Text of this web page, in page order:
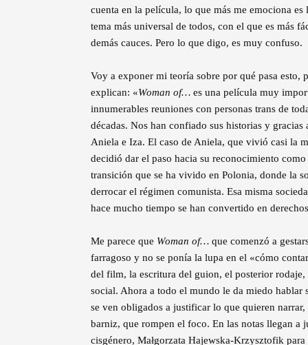
cuenta en la película, lo que más me emociona
tema más universal de todos, con el que es más
demás cauces. Pero lo que digo, es muy confuso.
Voy a exponer mi teoría sobre por qué pasa
explican: «Woman of… es una película muy
innumerables reuniones con personas trans de
décadas. Nos han confiado sus historias y
Aniela e Iza. El caso de Aniela, que vivió casi la
decidió dar el paso hacia su reconocimiento
transición que se ha vivido en Polonia, donde la
derrocar el régimen comunista. Esa misma
hace mucho tiempo se han convertido en
Me parece que Woman of… que comenzó a
farragoso y no se ponía la lupa en el «cómo
del film, la escritura del guion, el posterior
social. Ahora a todo el mundo le da miedo
se ven obligados a justificar lo que quieren
barniz, que rompen el foco. En las notas llegan a
cisgénero, Małgorzata Hajewska-Krzysztofik